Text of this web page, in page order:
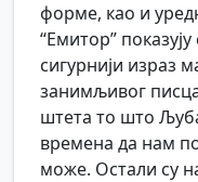
форме, као и
“Емитор”
сигурнији израз
занимљивог
штета то што
времена да нам
може. Остали су